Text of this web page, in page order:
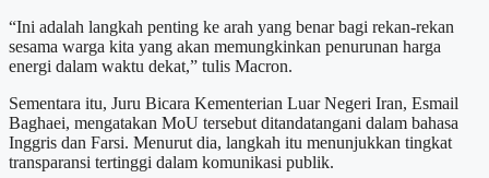
“Ini adalah langkah penting ke arah yang benar bagi rekan-rekan
sesama warga kita yang akan memungkinkan penurunan harga
energi dalam waktu dekat,” tulis Macron.
Sementara itu, Juru Bicara Kementerian Luar Negeri Iran, Esmail
Baghaei, mengatakan MoU tersebut ditandatangani dalam bahasa
Inggris dan Farsi. Menurut dia, langkah itu menunjukkan tingkat
transparansi tertinggi dalam komunikasi publik.